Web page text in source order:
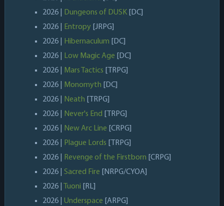
2026 | Dungeons of DUSK [DC]
2026 | Entropy [JRPG]
2026 | Hibernaculum
[DC]
2026 | Low Magic Age
[DC]
2026 | Mars Tactics
[TRPG]
2026 | Monomyth
[DC]
2026 | Neath
[TRPG]
2026 | Never's End
[TRPG]
2026 | New Arc Line [CRPG]
2026 | Plague Lords
[TRPG]
2026 | Revenge of the Firstborn [CRPG]
2026 | Sacred Fire
[NRPG/CYOA]
2026 |
Tuoni
[RL]
2026 | Underspace [ARPG]